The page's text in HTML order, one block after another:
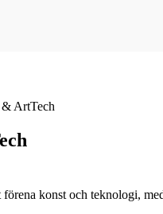
ArtTech
förena konst och teknologi,